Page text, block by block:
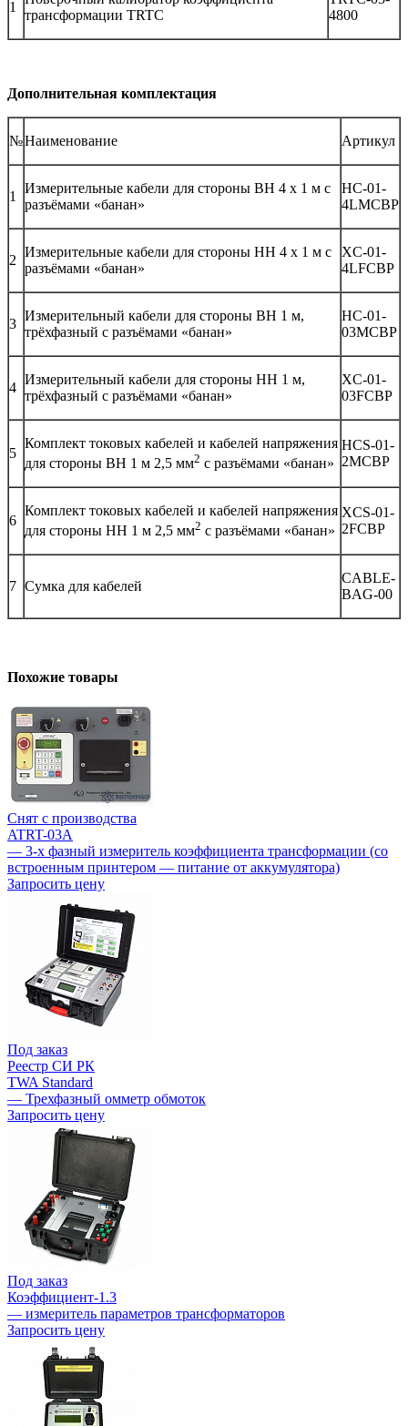
1
трансформации TRTC
4800
Дополнительная комплектация
№Наименование Артикул
1
Измерительные кабели для стороны ВН 4 х 1 м с
разъёмами «банан»
HC-01-
4LMCBP
2
Измерительные кабели для стороны НН 4 х 1 м с
разъёмами «банан»
XC-01-
4LFCBP
3
Измерительный кабели для стороны ВН 1 м,
трёхфазный с разъёмами «банан»
HC-01-
03MCBP
4
Измерительный кабели для стороны НН 1 м,
трёхфазный с разъёмами «банан»
XC-01-
03FCBP
5
Комплект токовых кабелей и кабелей напряжения
для стороны ВН 1 м 2,5 мм2 с разъёмами «банан»
HCS-01-
2MCBP
6
Комплект токовых кабелей и кабелей напряжения
для стороны НН 1 м 2,5 мм2 с разъёмами «банан»
XCS-01-
2FCBP
7 Сумка для кабелей
CABLE-
BAG-00
Похожие товары
Снят с производства
ATRT-03A
— 3-х фазный измеритель коэффициента трансформации (со
встроенным принтером — питание от аккумулятора)
Запросить цену
Под заказ
Реестр СИ РК
TWA Standard
— Трехфазный омметр обмоток
Запросить цену
Под заказ
Коэффициент-1.3
— измеритель параметров трансформаторов
Запросить цену